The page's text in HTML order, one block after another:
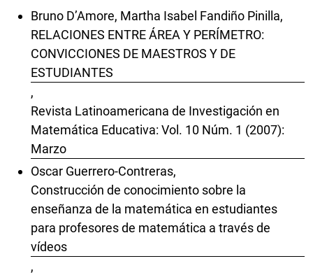
Bruno D’Amore, Martha Isabel Fandiño Pinilla,
RELACIONES ENTRE ÁREA Y PERÍMETRO:
CONVICCIONES DE MAESTROS Y DE
ESTUDIANTES
,
Revista Latinoamericana de Investigación en
Matemática Educativa: Vol. 10 Núm. 1 (2007):
Marzo
Oscar Guerrero-Contreras,
Construcción de conocimiento sobre la
enseñanza de la matemática en estudiantes
para profesores de matemática a través de
vídeos
,